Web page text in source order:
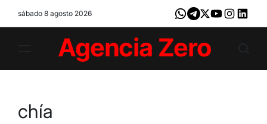
sábado 8 agosto 2026 Whatsapp
Telegram
X YoutubeInstagram
chía